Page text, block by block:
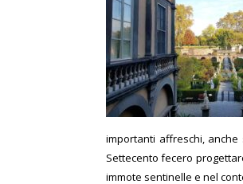
importanti affreschi, anche
Settecento fecero
immote sentinelle e nel